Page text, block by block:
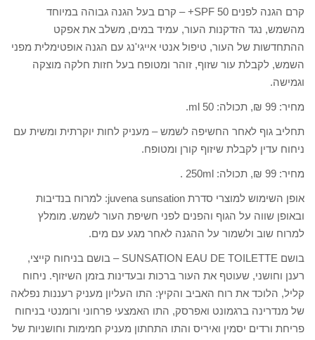
קרם הגנה לפנים SPF 50+ – קרם בעל הגנה גבוהה במיוחד
מהשמש, נגד הזדקנות העור, עמיד במים, משלב את אפקט
ההתחדשות של העור, טיפול אנטי אייגי'נג עם הגנה אופטימלית מפני
השמש, לקבלת עור שזוף, זוהר ומטופח בעל חזות חלקה מוצקה
וגמישה.
מחיר: 99 ₪, תכולה: 50 ml.
תחליב גוף לאחר החשיפה לשמש – מעניק לחות יוקרתית ומשית עם
ניחוח עדין לקבלת שיזוף קורן ומטופח.
מחיר: 99 ₪, תכולה: 250ml .
אופן השימוש למוצרי סדרת juvena sunsation: למרוח בנדיבות
ובאופן שווה על הגוף והפנים לפני חשיפת העור לשמש. מומלץ
למרוח שוב ולשמור על ההגנה לאחר מגע עם מים.
בושם SUNSATION EAU DE TOILETTE – בושם בניחוח קייצי,
רענן וחושני, שעוטף את העור ברכות ובעדינות בזמן השיזוף. ניחוח
קליל, הלוכד את רוח האביב והקיץ: התו העליון מעניק רעננות נפלאה
של מנדרינה ברגמונט ואפרסק, התו האמצעי פרחוני ורומנטי בניחוח
פריחת ורדים יסמין ואיריס והתו התחתון מעניק חמימות וחושניות של